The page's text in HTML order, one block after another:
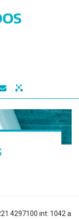

4297100 int: 1042 a